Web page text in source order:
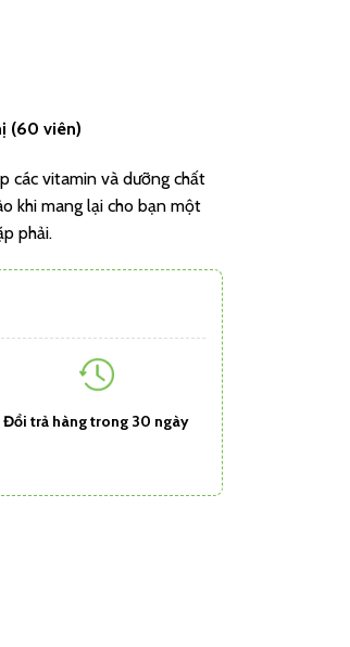
(60 viên)
các vitamin và dưỡng chất
khi mang lại cho bạn một
phải.
Đổi trả hàng trong 30 ngày